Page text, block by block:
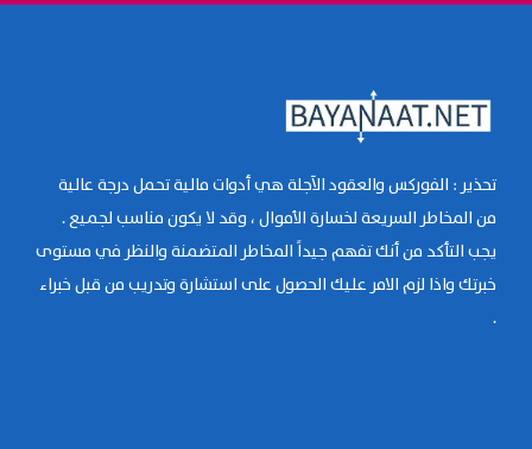
تحذير : الفوركس والعقود الآجلة هي أدوات مالية تحمل درجة عالية
من المخاطر السريعة لخسارة الأموال ، وقد لا يكون مناسب لجميع .
يجب التأكد من أنك تفهم جيداً المخاطر المتضمنة والنظر في مستوى
خبرتك واذا لزم الامر عليك الحصول على استشارة وتدريب من قبل خبراء
.